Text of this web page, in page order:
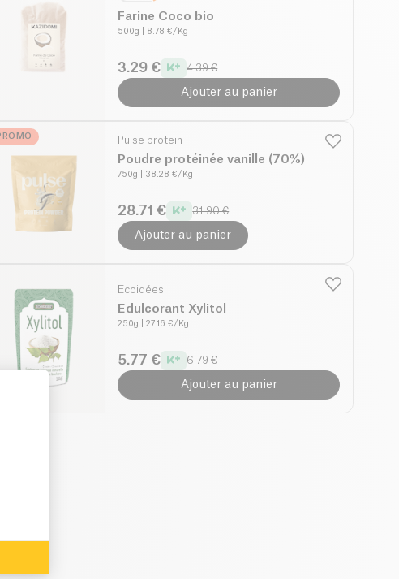
Farine Coco bio
500g | 8.78 €/Kg
3.29 € 4.39 €
Ajouter au panier
Pulse protein
Poudre protéinée vanille (70%)
750g | 38.28 €/Kg
28.71 € 31.90 €
Ajouter au panier
Ecoidées
Edulcorant Xylitol
250g | 27.16 €/Kg
5.77 € 6.79 €
Ajouter au panier
Personalize Your Options